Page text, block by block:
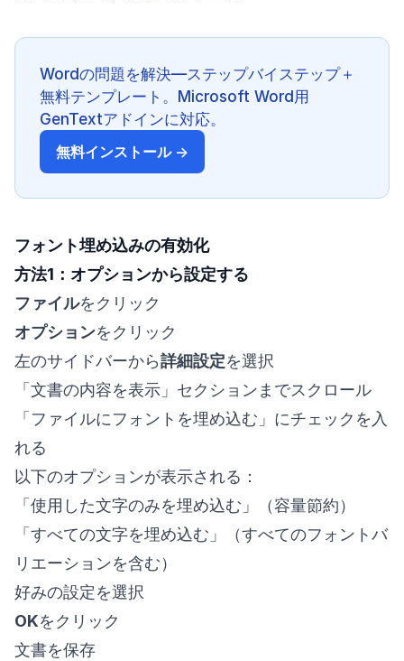
Wordの問題を解決—ステップバイステップ＋
無料テンプレート。Microsoft Word用
GenTextアドインに対応。
無料インストール →
フォント埋め込みの有効化
方法1：オプションから設定する
ファイルをクリック
オプションをクリック
左のサイドバーから詳細設定を選択
「文書の内容を表示」セクションまでスクロール
「ファイルにフォントを埋め込む」にチェックを入
れる
以下のオプションが表示される：
「使用した文字のみを埋め込む」（容量節約）
「すべての文字を埋め込む」（すべてのフォントバ
リエーションを含む）
好みの設定を選択
OKをクリック
文書を保存